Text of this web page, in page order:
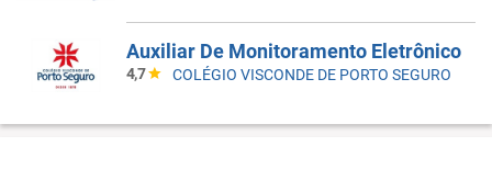
Auxiliar De Monitoramento Eletrônico
4,7 COLÉGIO VISCONDE DE PORTO SEGURO